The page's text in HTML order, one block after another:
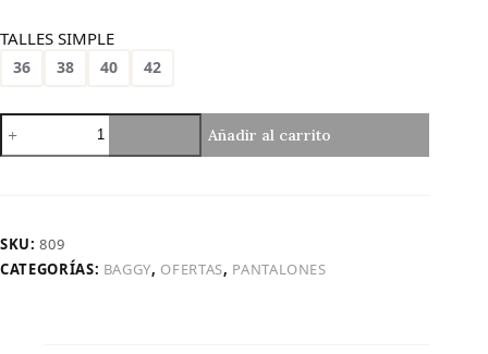
TALLES SIMPLE
36 38 40 42
Art.
809
H/Gris
cantidad
Añadir al carrito
SKU:809
CATEGORÍAS: BAGGY, OFERTAS, PANTALONES